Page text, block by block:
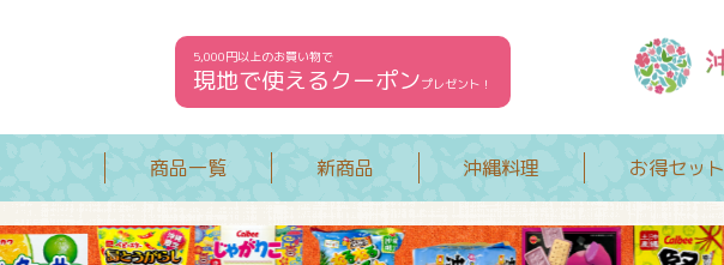
5,000円以上のお買い物で
現地で使えるクーポンプレゼント！
商品一覧 新商品 沖縄料理 お得セット